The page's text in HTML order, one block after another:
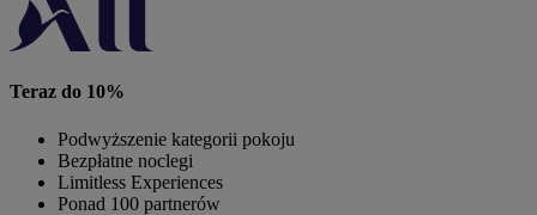
Teraz do 10%
Podwyższenie kategorii pokoju
Bezpłatne noclegi
Limitless Experiences
Ponad 100 partnerów